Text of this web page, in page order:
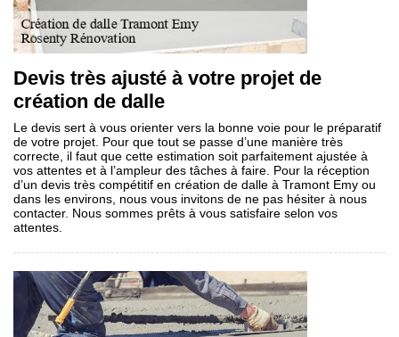
Devis très ajusté à votre projet de
création de dalle
Le devis sert à vous orienter vers la bonne voie pour le préparatif
de votre projet. Pour que tout se passe d’une manière très
correcte, il faut que cette estimation soit parfaitement ajustée à
vos attentes et à l’ampleur des tâches à faire. Pour la réception
d’un devis très compétitif en création de dalle à Tramont Emy ou
dans les environs, nous vous invitons de ne pas hésiter à nous
contacter. Nous sommes prêts à vous satisfaire selon vos
attentes.